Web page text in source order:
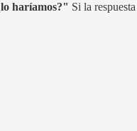
haríamos?" Si la